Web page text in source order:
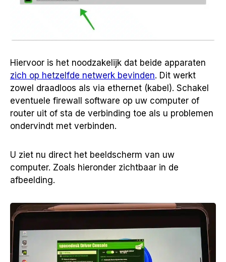
Hiervoor is het noodzakelijk dat beide apparaten
zich op hetzelfde netwerk bevinden. Dit werkt
zowel draadloos als via ethernet (kabel). Schakel
eventuele firewall software op uw computer of
router uit of sta de verbinding toe als u problemen
ondervindt met verbinden.
U ziet nu direct het beeldscherm van uw
computer. Zoals hieronder zichtbaar in de
afbeelding.